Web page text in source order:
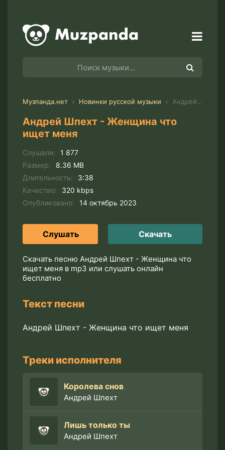
Музпанда.нет Новинки русской музыки Андрей Шпехт - Женщина что ищет меня
Андрей Шпехт - Женщина что
ищет меня
Слушали:
1 877
Размер:
8.36 MB
Длительность:
3:38
Качество:
320 kbps
Опубликовано:
14 октябрь 2023
Слушать Скачать
Скачать песню Андрей Шпехт - Женщина что
ищет меня в mp3 или слушать онлайн
бесплатно
Текст песни
Андрей Шпехт - Женщина что ищет меня
Треки исполнителя
Королева снов
Андрей Шпехт
Лишь только ты
Андрей Шпехт